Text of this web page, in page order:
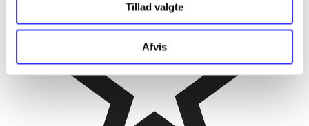
Tillad valgte
Afvis